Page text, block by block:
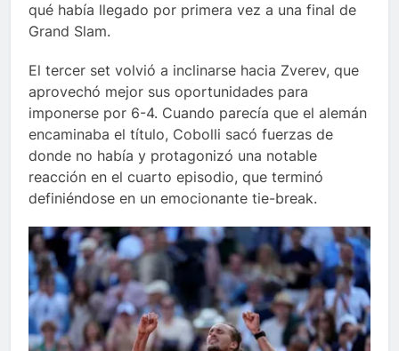
qué había llegado por primera vez a una final de
Grand Slam.
El tercer set volvió a inclinarse hacia Zverev, que
aprovechó mejor sus oportunidades para
imponerse por 6-4. Cuando parecía que el alemán
encaminaba el título, Cobolli sacó fuerzas de
donde no había y protagonizó una notable
reacción en el cuarto episodio, que terminó
definiéndose en un emocionante tie-break.